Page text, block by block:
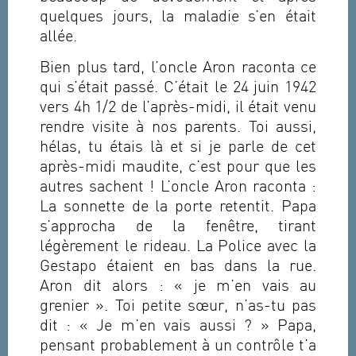
quelques jours, la maladie s’en était
allée.
Bien plus tard, l’oncle Aron raconta ce
qui s’était passé. C’était le 24 juin 1942
vers 4h 1/2 de l’après-midi, il était venu
rendre visite à nos parents. Toi aussi,
hélas, tu étais là et si je parle de cet
après-midi maudite, c’est pour que les
autres sachent ! L’oncle Aron raconta :
La sonnette de la porte retentit. Papa
s’approcha de la fenêtre, tirant
légèrement le rideau. La Police avec la
Gestapo étaient en bas dans la rue.
Aron dit alors : « je m’en vais au
grenier ». Toi petite sœur, n’as-tu pas
dit : « Je m’en vais aussi ? » Papa,
pensant probablement à un contrôle t’a